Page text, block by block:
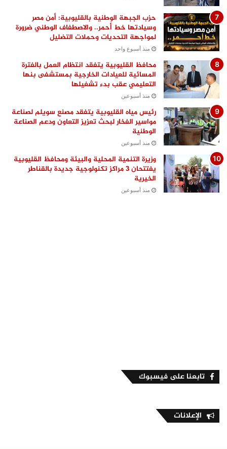
حزب الجبهة الوطنية بالقليوبية: أمن مصر
وسيادتها خط أحمر.. والاصطفاف الوطني ضرورة
لمواجهة التحديات وحملات التضليل
منذ أسبوع واحد
محافظ القليوبية يتفقد انتظام العمل بالفترة
المسائية للعيادات الخارجية بمستشفى بنها
التعليمي عقب بدء تشغيلها
منذ أسبوعين
رئيس مياه القليوبية يتفقد مصنع سويلم لصناعة
مواسير الفخار لبحث تعزيز التعاون ودعم الصناعة
الوطنية
منذ أسبوعين
وزيرة التنمية المحلية والبيئة ومحافظ القليوبية
يفتتحان 3 مراكز تكنولوجية جديدة بالقناطر
الخيرية
منذ أسبوعين
تابعنا على فيسبوك
الإعلانات